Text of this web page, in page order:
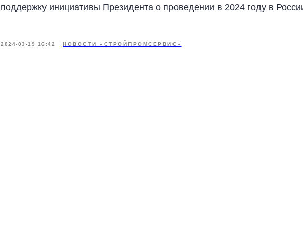
поддержку инициативы Президента о проведении в 2024 году в
2024-03-19 16:42 НОВОСТИ «СТРОЙПРОМСЕРВИС»